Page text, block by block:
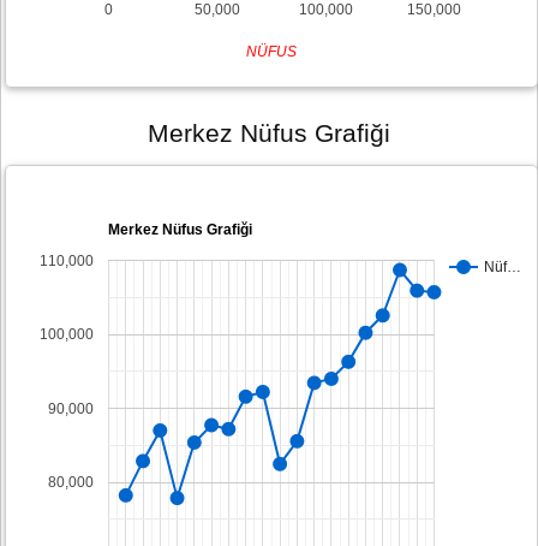
0 50,000 100,000 150,000
NÜFUS
Merkez Nüfus Grafiği
Merkez Nüfus Grafiği
Nüf…
80,000
90,000
100,000
110,000